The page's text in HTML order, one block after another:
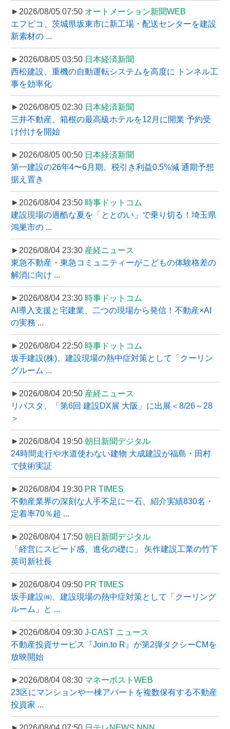
►2026/08/05 07:50 オートメーション新聞WEB
エフピコ、茨城県坂東市に新工場・配送センターを建設
新素材の ...
►2026/08/05 03:50 日本経済新聞
西松建設、重機の自動運転システムを高度に トンネル工
事を効率化
►2026/08/05 02:30 日本経済新聞
三井不動産、箱根の最高級ホテルを12月に開業 予約受
け付けを開始
►2026/08/05 00:50 日本経済新聞
第一建設の26年4〜6月期、税引き利益0.5%減 通期予想
据え置き
►2026/08/04 23:50 時事ドットコム
建設現場の過酷な夏を「ととのい」で乗り切る！埼玉県
鴻巣市の ...
►2026/08/04 23:30 産経ニュース
東急不動産・東急コミュニティーがこどもの体験格差の
解消に向け ...
►2026/08/04 23:30 時事ドットコム
AI導入支援と宅建業、二つの現場から発信！不動産×AI
の実務 ...
►2026/08/04 22:50 時事ドットコム
坂手建設(株)、建設現場の熱中症対策として「クーリン
グルーム ...
►2026/08/04 20:50 産経ニュース
リバスタ、「第6回 建設DX展 大阪」に出展＜8/26～28
＞
►2026/08/04 19:50 朝日新聞デジタル
24時間走行や水道使わない建物 大成建設が福島・田村
で技術実証
►2026/08/04 19:30 PR TIMES
不動産業界の深刻な人手不足に一石、紹介実績830名・
定着率70％超 ...
►2026/08/04 17:50 朝日新聞デジタル
「経営にスピード感、進化の礎に」 矢作建設工業の竹下
英司新社長
►2026/08/04 09:50 PR TIMES
坂手建設㈱、建設現場の熱中症対策として「クーリング
ルーム」と ...
►2026/08/04 09:30 J-CAST ニュース
不動産投資サービス『Join.to R』が第2弾タクシーCMを
放映開始
►2026/08/04 08:30 マネーポストWEB
23区にマンションや一棟アパートを複数保有する不動産
投資家 ...